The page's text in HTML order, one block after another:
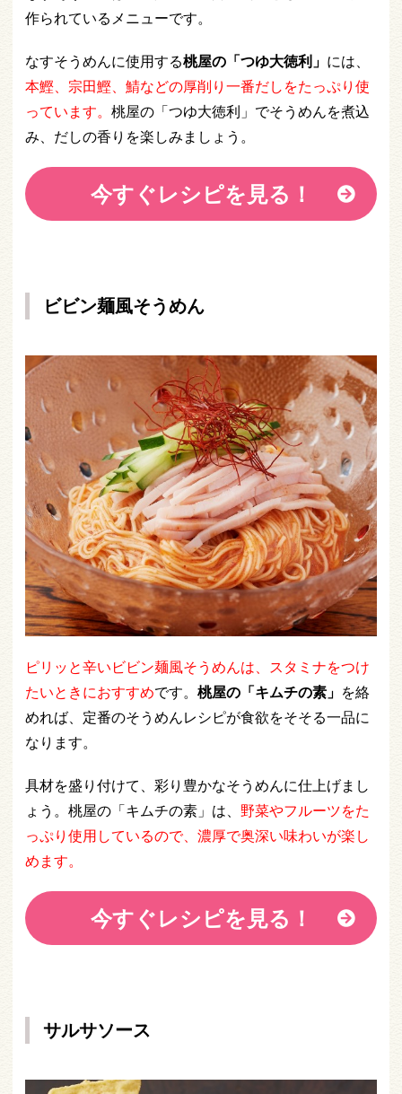
作られているメニューです。
なすそうめんに使用する桃屋の「つゆ大徳利」 には、
本鰹、宗田鰹、鯖などの厚削り一番だしをたっぷり使
っています。 桃屋の「つゆ大徳利」でそうめんを煮込
み、だしの香りを楽しみましょう。
今すぐレシピを見る！
ビビン麺風そうめん
ピリッと辛いビビン麺風そうめんは、スタミナをつけ
たいときにおすすめです。 桃屋の「キムチの素」 を絡
めれば、定番のそうめんレシピが食欲をそそる一品に
なります。
具材を盛り付けて、彩り豊かなそうめんに仕上げまし
ょう。桃屋の「キムチの素」は、 野菜やフルーツをた
っぷり使用しているので、濃厚で奥深い味わいが楽し
めます。
今すぐレシピを見る！
サルサソース